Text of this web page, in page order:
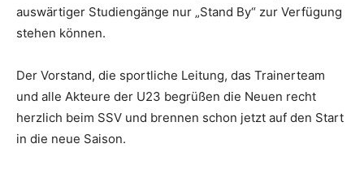
auswärtiger Studiengänge nur „Stand By“ zur Verfügung
stehen können.
Der Vorstand, die sportliche Leitung, das Trainerteam
und alle Akteure der U23 begrüßen die Neuen recht
herzlich beim SSV und brennen schon jetzt auf den Start
in die neue Saison.